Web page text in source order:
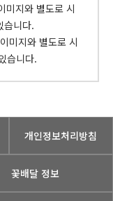
미지와 별도로 시
습니다.
미지와 별도로 시
습니다.
개인정보처리방침
꽃배달 정보